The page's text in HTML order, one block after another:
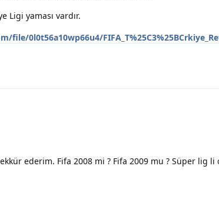
Ligi yaması vardır.
0l0t56a10wp66u4/
ederim. Fifa 2008 mi ? Fifa 2009 mu ? Süper lig